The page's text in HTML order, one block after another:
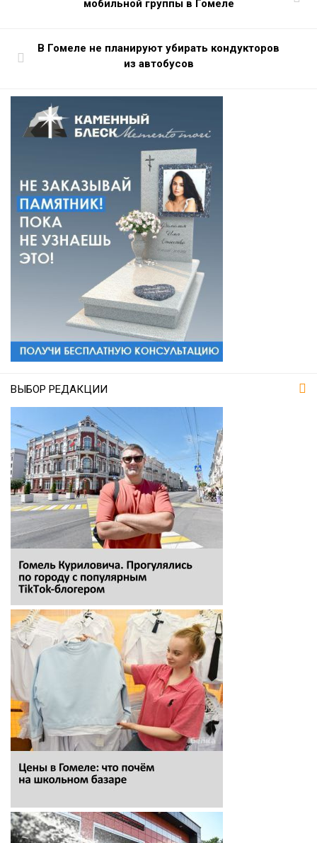
мобильной группы в Гомеле
В Гомеле не планируют убирать кондукторов
из автобусов
ВЫБОР РЕДАКЦИИ